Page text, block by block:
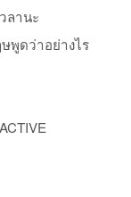
ลานะ
พูดว่าอย่างไร